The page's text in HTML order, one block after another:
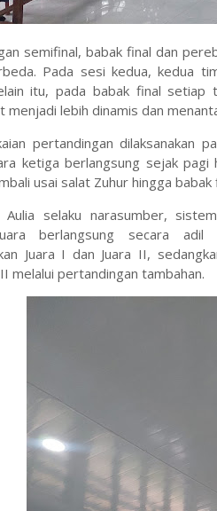
semifinal, babak final dan
Pada sesi kedua, kedua
itu, pada babak final
menjadi lebih dinamis dan
pertandingan dilaksanakan
ketiga berlangsung sejak pagi
usai salat Zuhur hingga babak
selaku narasumber,
berlangsung secara
Juara I dan Juara II,
melalui pertandingan tambahan.